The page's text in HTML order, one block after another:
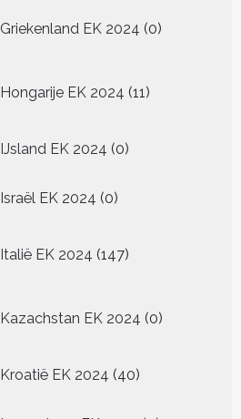
Griekenland EK 2024 0
producten
Hongarije EK 2024 11
producten
IJsland EK 2024 00
Israël EK 2024 00
Italië EK 2024 147
producten
Kazachstan EK 2024 0
producten
Kroatië EK 2024 4040